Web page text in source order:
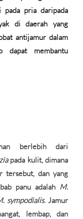
pria daripada
di daerah yang
antijamur dalam
dapat membantu
berlebih dari
pada kulit, dimana
tersebut, dan yang
panu adalah M.
sympodialis. Jamur
lembap, dan